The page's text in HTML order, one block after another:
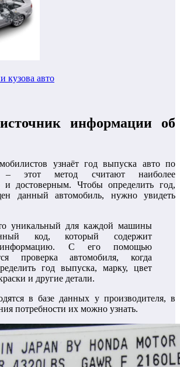
кузова авто
информации об
узнаёт год выпуска авто по
– этот метод считают наиболее
и достоверным. Чтобы определить год,
данный автомобиль, нужно увидеть
уникальный для каждой машины
код, который содержит
С его помощью
проверка автомобиля, когда
год выпуска, марку, цвет
и другие детали.
в базе данных у производителя, в
потребности их можно узнать.